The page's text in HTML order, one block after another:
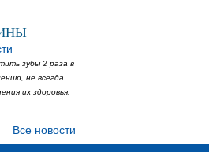
зубы 2 раза в
не всегда
их здоровья.
Все новости